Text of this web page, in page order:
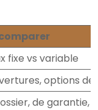
fixe vs variable
options
de garantie,